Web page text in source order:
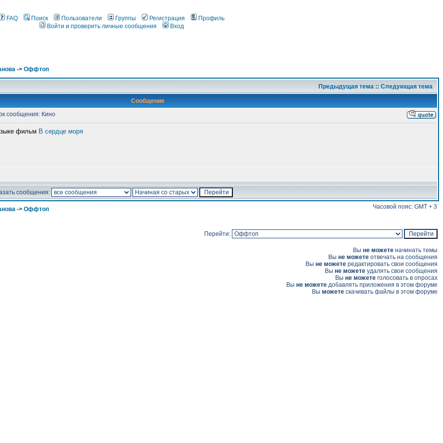
FAQ Поиск Пользователи Группы Регистрация
Профиль
Войти и проверить личные сообщения
Вход
-> Оффтоп
Предыдущая тема :: Следующая тема
Сообщение
сообщения: Кино
фильм В сердце моря
сообщения:
-> Оффтоп Часовой пояс: GMT + 3
Перейти:
Вы не можете начинать темы
Вы не можете отвечать на сообщения
Вы не можете редактировать свои сообщения
Вы не можете удалять свои сообщения
Вы не можете голосовать в опросах
Вы не можете добавлять приложения в этом форуме
Вы можете скачивать файлы в этом форуме